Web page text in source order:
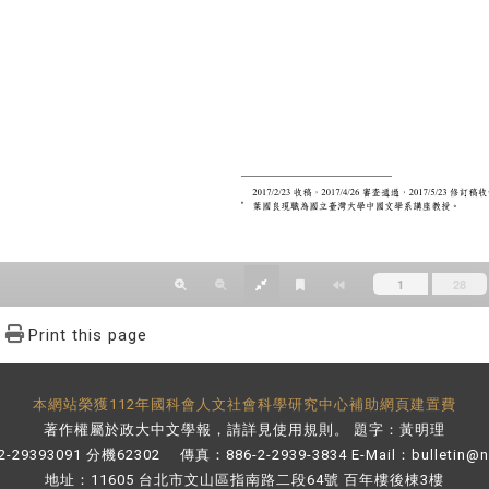
Print this page
本網站榮獲112年國科會人文社會科學研究中心補助網頁建置費
著作權屬於政大中文學報，請詳見 使用規則 。 題字：黃明理
29393091 分機62302 傳真：886-2-2939-3834 E-Mail：
地址：11605 台北市文山區指南路二段64號 百年樓後棟3樓